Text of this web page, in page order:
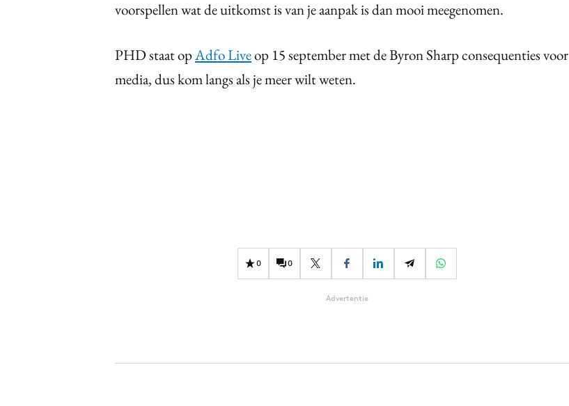
voorspellen wat de uitkomst is van je aanpak is dan mooi meegenomen.
PHD staat opAdfo Liveop 15 september met de Byron Sharp consequenties voor
media, dus kom langs als je meer wilt weten.
0 0
Advertentie